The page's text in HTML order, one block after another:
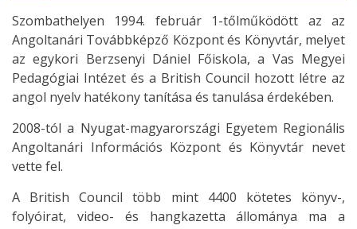
Szombathelyen 1994. február 1-tőlműködött az az
Angoltanári Továbbképző Központ és Könyvtár, melyet
az egykori Berzsenyi Dániel Főiskola, a Vas Megyei
Pedagógiai Intézet és a British Council hozott létre az
angol nyelv hatékony tanítása és tanulása érdekében.
2008-tól a Nyugat-magyarországi Egyetem Regionális
Angoltanári Információs Központ és Könyvtár nevet
vette fel.
A British Council több mint 4400 kötetes könyv-,
folyóirat, video- és hangkazetta állománya ma a